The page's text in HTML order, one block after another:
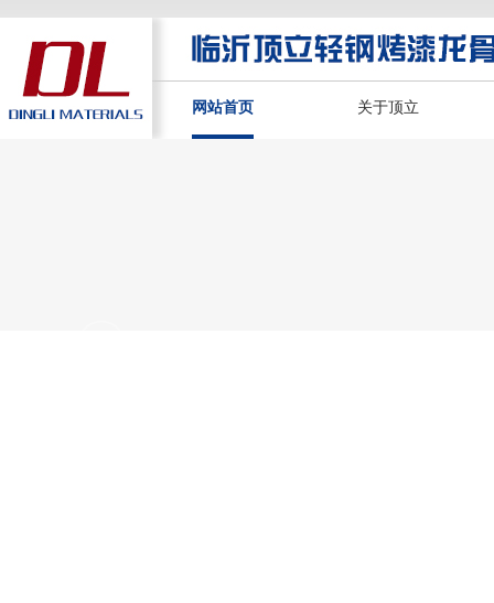
网站首页 关于顶立